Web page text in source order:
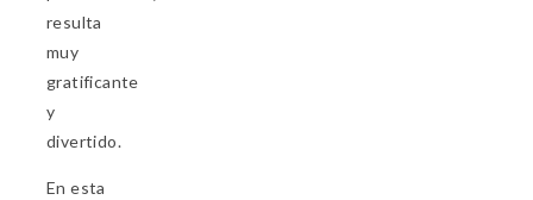
resulta
muy
gratificante
y
divertido.
En esta